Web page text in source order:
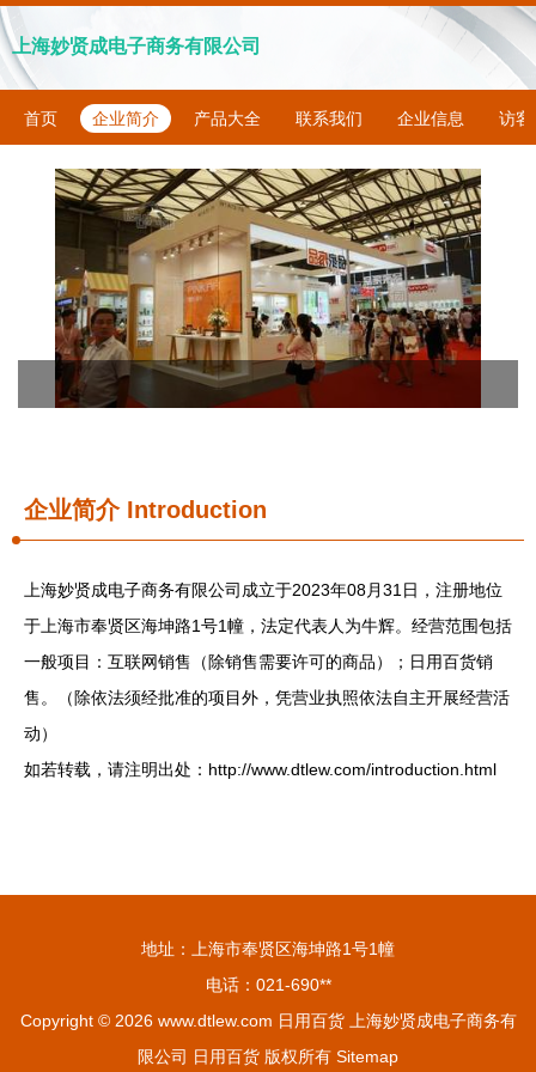
上海妙贤成电子商务有限公司
首页 企业简介 产品大全 联系我们 企业信息 访客
企业简介 Introduction
上海妙贤成电子商务有限公司成立于2023年08月31日，注册地位
于上海市奉贤区海坤路1号1幢，法定代表人为牛辉。经营范围包括
一般项目：互联网销售（除销售需要许可的商品）；日用百货销
售。（除依法须经批准的项目外，凭营业执照依法自主开展经营活
动）
如若转载，请注明出处：http://www.dtlew.com/introduction.html
地址：上海市奉贤区海坤路1号1幢
电话：021-690**
Copyright © 2026 www.dtlew.com 日用百货
上海妙贤成电子商务有
限公司 日用百货 版权所有 Sitemap